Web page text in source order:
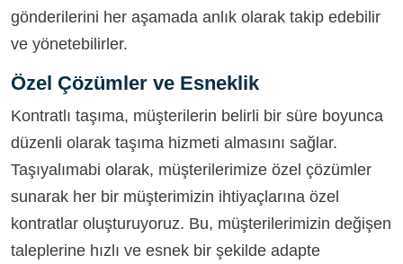
gönderilerini her aşamada anlık olarak takip edebilir
ve yönetebilirler.
Özel Çözümler ve Esneklik
Kontratlı taşıma, müşterilerin belirli bir süre boyunca
düzenli olarak taşıma hizmeti almasını sağlar.
Taşıyalımabi olarak, müşterilerimize özel çözümler
sunarak her bir müşterimizin ihtiyaçlarına özel
kontratlar oluşturuyoruz. Bu, müşterilerimizin değişen
taleplerine hızlı ve esnek bir şekilde adapte